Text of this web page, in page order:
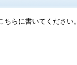
ちらに書いてください。